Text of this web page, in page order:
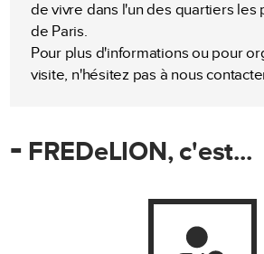
de vivre dans l'un des quartiers les
de Paris.
Pour plus d'informations ou pour
visite, n'hésitez pas à nous
- FREDeLION, c'est...